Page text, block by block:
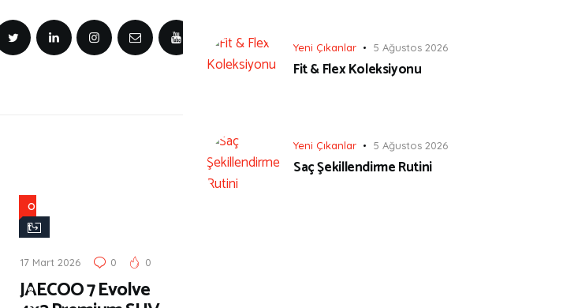
O
t
m
o
17 Mart 2026 0 0
JAECOO 7 Evolve
Yeni Çıkanlar 5 Ağustos 2026
Fit & Flex Koleksiyonu
Yeni Çıkanlar 5 Ağustos 2026
Saç Şekillendirme Rutini